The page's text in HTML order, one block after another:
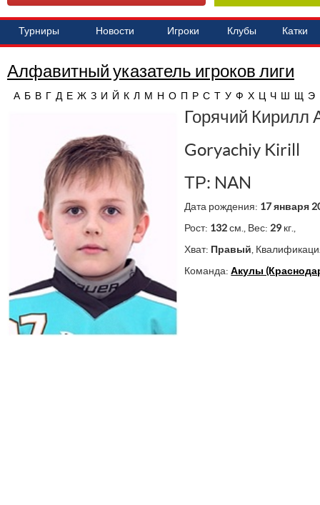
Турниры Новости Игроки Клубы Катки
Алфавитный указатель игроков лиги
А Б В Г Д Е Ж З И Й К Л М Н О П Р С Т У Ф Х Ц Ч Ш Щ Э
Горячий Кирилл
Goryachiy Kirill
ТР: NAN
Дата рождения: 17 января
Рост: 132см., Вес: 29 кг.,
Хват: Правый ,
Команда:Акулы